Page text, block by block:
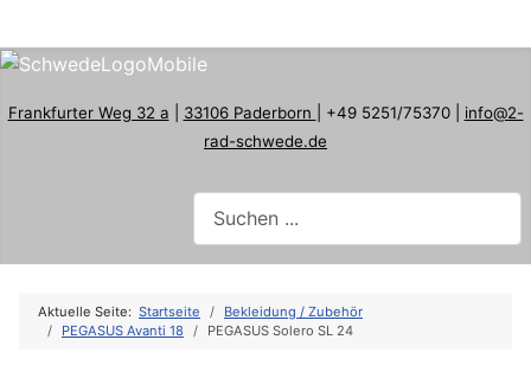
Frankfurter Weg 32 a 33106 Paderborn | +49 5251/75370 | info@2-
rad-schwede.de
Aktuelle Seite: Startseite
Bekleidung / Zubehör
PEGASUS Avanti 18
PEGASUS Solero SL 24